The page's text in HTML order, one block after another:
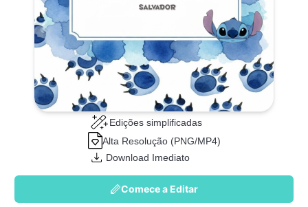
Edições simplificadas
Alta Resolução (PNG/MP4)
Download Imediato
Comece a Editar